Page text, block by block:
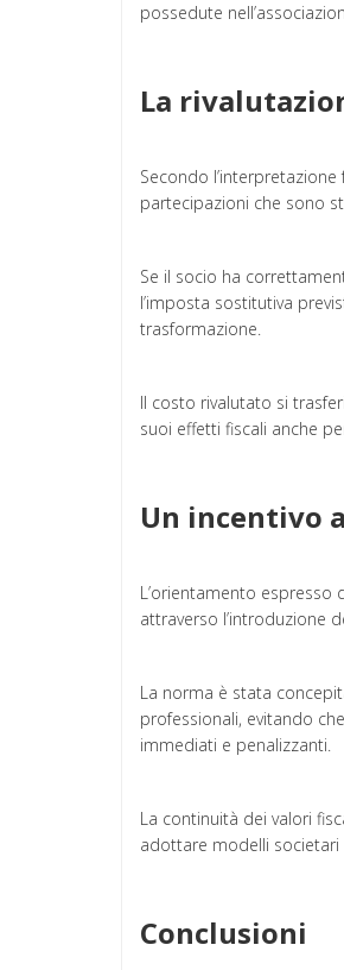
possedute
La
Secondo
partecipazioni che sono
Se il socio ha
l’imposta sostitutiva
trasformazione.
Il costo rivalutato si
suoi effetti fiscali anche
Un incentivo
L’orientamento espresso
attraverso l’introduzione
La norma è stata
professionali, evitando
immediati e penalizzanti.
La continuità dei valori
adottare modelli societari
Conclusioni